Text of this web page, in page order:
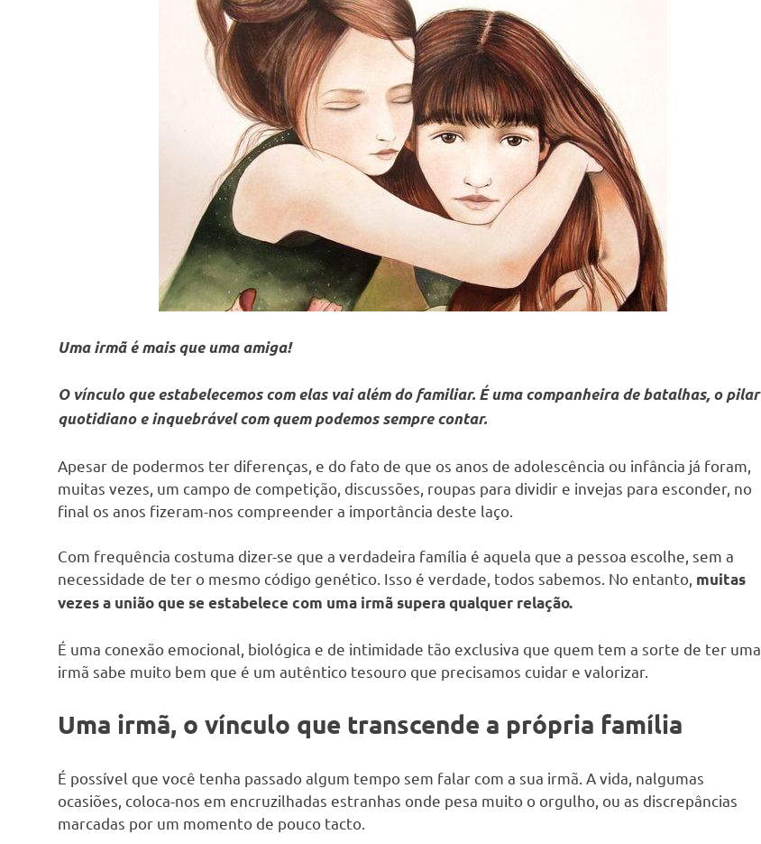
Uma irmã é mais que uma amiga!
O vínculo que estabelecemos com elas vai além do familiar. É uma companheira de batalhas, o pilar
quotidiano e inquebrável com quem podemos sempre contar.
Apesar de podermos ter diferenças, e do fato de que os anos de adolescência ou infância já foram,
muitas vezes, um campo de competição, discussões, roupas para dividir e invejas para esconder, no
final os anos fizeram-nos compreender a importância deste laço.
Com frequência costuma dizer-se que a verdadeira família é aquela que a pessoa escolhe, sem a
necessidade de ter o mesmo código genético. Isso é verdade, todos sabemos. No entanto, muitas
vezes a união que se estabelece com uma irmã supera qualquer relação.
É uma conexão emocional, biológica e de intimidade tão exclusiva que quem tem a sorte de ter uma
irmã sabe muito bem que é um autêntico tesouro que precisamos cuidar e valorizar.
Uma irmã, o vínculo que transcende a própria família
É possível que você tenha passado algum tempo sem falar com a sua irmã. A vida, nalgumas
ocasiões, coloca-nos em encruzilhadas estranhas onde pesa muito o orgulho, ou as discrepâncias
marcadas por um momento de pouco tacto.